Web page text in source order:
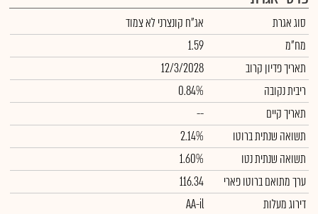
סוג אגרת
אג"ח קונצרני לא צמוד
מח"מ
1.59
תאריך פדיון קרוב
12/3/2028
ריבית נקובה
0.84%
תאריך קיים
--
תשואה שנתית ברוטו
2.14%
תשואה שנתית נטו
1.60%
ערך מתואם ברוטו פארי
116.34
דירוג מעלות
AA-il